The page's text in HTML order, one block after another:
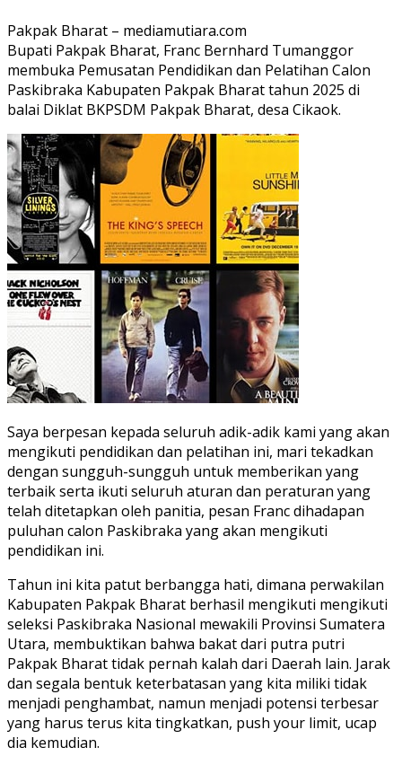
Pakpak Bharat – mediamutiara.com
Bupati Pakpak Bharat, Franc Bernhard Tumanggor
membuka Pemusatan Pendidikan dan Pelatihan Calon
Paskibraka Kabupaten Pakpak Bharat tahun 2025 di
balai Diklat BKPSDM Pakpak Bharat, desa Cikaok.
Saya berpesan kepada seluruh adik-adik kami yang akan
mengikuti pendidikan dan pelatihan ini, mari tekadkan
dengan sungguh-sungguh untuk memberikan yang
terbaik serta ikuti seluruh aturan dan peraturan yang
telah ditetapkan oleh panitia, pesan Franc dihadapan
puluhan calon Paskibraka yang akan mengikuti
pendidikan ini.
Tahun ini kita patut berbangga hati, dimana perwakilan
Kabupaten Pakpak Bharat berhasil mengikuti mengikuti
seleksi Paskibraka Nasional mewakili Provinsi Sumatera
Utara, membuktikan bahwa bakat dari putra putri
Pakpak Bharat tidak pernah kalah dari Daerah lain. Jarak
dan segala bentuk keterbatasan yang kita miliki tidak
menjadi penghambat, namun menjadi potensi terbesar
yang harus terus kita tingkatkan, push your limit, ucap
dia kemudian.